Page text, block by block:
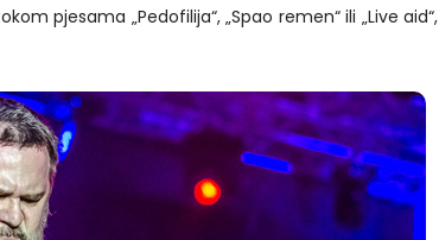
pjesama „Pedofilija“, „Spao remen“ ili „Live aid“,